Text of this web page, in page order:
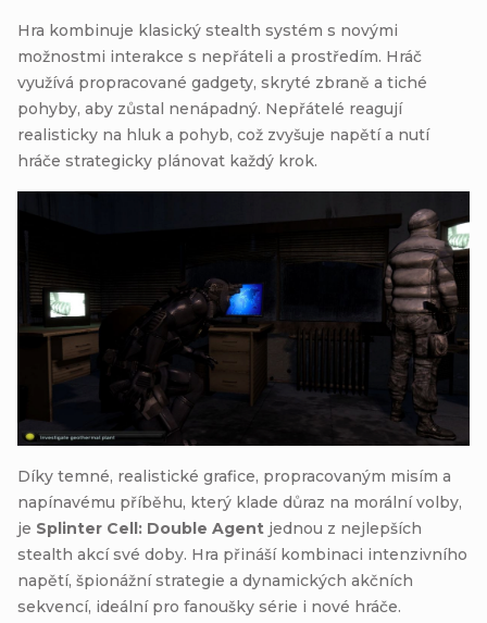
Hra kombinuje klasický stealth systém s novými
možnostmi interakce s nepřáteli a prostředím. Hráč
využívá propracované gadgety, skryté zbraně a tiché
pohyby, aby zůstal nenápadný. Nepřátelé reagují
realisticky na hluk a pohyb, což zvyšuje napětí a nutí
hráče strategicky plánovat každý krok.
Díky temné, realistické grafice, propracovaným misím a
napínavému příběhu, který klade důraz na morální volby,
je Splinter Cell: Double Agent jednou z nejlepších
stealth akcí své doby. Hra přináší kombinaci intenzivního
napětí, špionážní strategie a dynamických akčních
sekvencí, ideální pro fanoušky série i nové hráče.